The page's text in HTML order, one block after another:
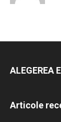
ALEGEREA
Articole